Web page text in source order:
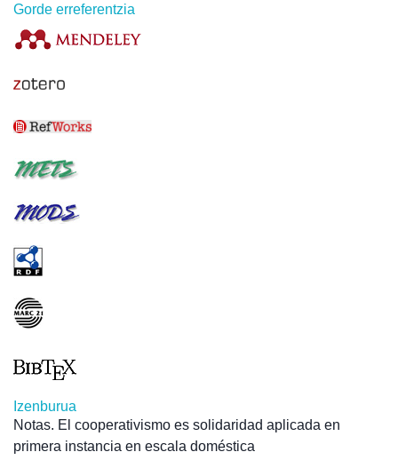
Gorde erreferentzia
Izenburua
Notas. El cooperativismo es solidaridad aplicada en
primera instancia en escala doméstica